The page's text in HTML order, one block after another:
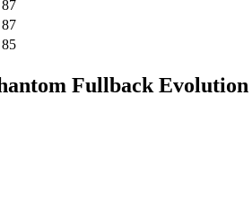
87
87
85
Fullback Evolution